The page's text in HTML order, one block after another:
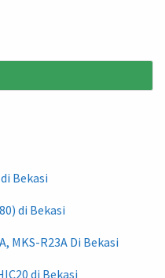
Bekasi
di Bekasi
MKS-R23A Di Bekasi
di Bekasi